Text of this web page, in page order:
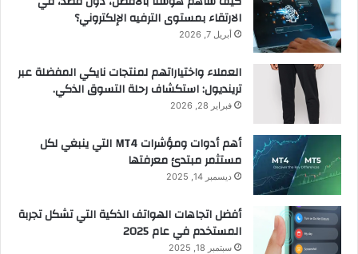
الارتقاء بمستوى الترفيه الإلكتروني؟
أبريل 7, 2026
العملاء واختياراتهم لمنتجات نايكي المفضلة عبر
ترينديول: استكشاف رحلة التسوق الذكي.
فبراير 28, 2026
أهم أدوات ومؤشرات MT4 التي ينبغي لكل
مستثمر مبتدئ معرفتها
ديسمبر 14, 2025
أفضل اتجاهات الهواتف الذكية التي تشكل تجربة
المستخدم في عام 2025
سبتمبر 18, 2025